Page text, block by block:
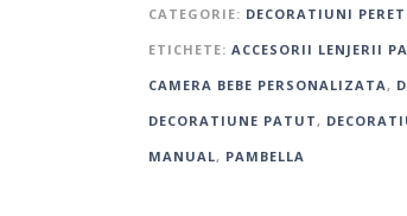
CATEGORIE: DECORATIUNI
ETICHETE: ACCESORII LENJERII
CAMERA BEBE PERSONALIZATA ,
DECORATIUNE PATUT ,
MANUAL, PAMBELLA